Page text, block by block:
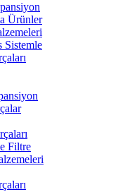
Ürünler
Sistemle
Filtre